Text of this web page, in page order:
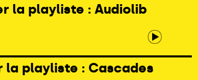
la playliste : Audiolib
la playliste : Cascades